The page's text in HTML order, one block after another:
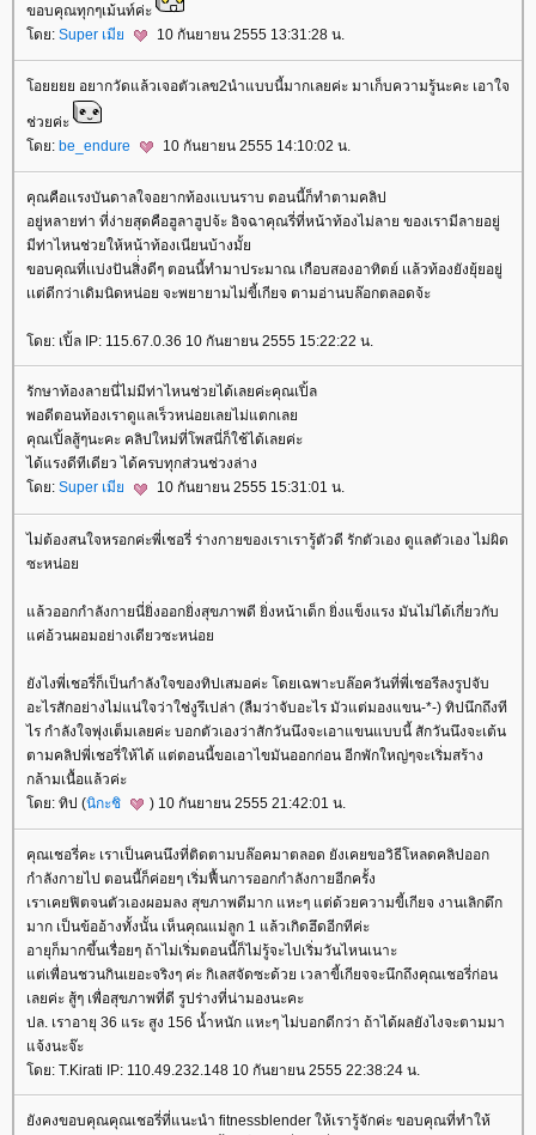
ขอบคุณทุกๆเม้นท์ค่ะ
ดย: Super เมี 10 กันยายน 2555 13:31:28 น.
อยยยย อยากวัดแล้วเจอตัวเลข2นำแบบนี้มากเลยค่ะ มาเก็บความรู้นะคะ เอาใจ
ช่วยค่ะ
ดย: be_endure 10 กันยายน 2555 14:10:02 น.
คุณคือเเรงบันดาลใจอยากท้องเเบนราบ ตอนนี้ก็ทำตามคลิป
อยู่หลายท่า ที่ง่ายสุดคือฮูลาฮูปจ้ะ อิจฉาคุณรี่ที่หน้าท้องไม่ลาย ของเรามีลายอยู่
มีท่าไหนช่วยให้หน้าท้องเนียนบ้างมั้
ขอบคุณที่เเบ่งปันสิ่่งดีๆ ตอนนี้ทำมาประมาณ เกือบสองอาทิตย์ เเล้วท้องยังยุ้ยอยู่
เเต่ดีกว่าเดิมนิดหน่อย จะพยายามไม่ขี้เกียจ ตามอ่านบล๊อกตลอดจ้ะ
ดย: เปิ้ล IP: 115.67.0.36 10 กันยายน 2555 15:22:22 น.
รักษาท้องลายนี่ไม่มีท่าไหนช่วยได้เลยค่ะคุณเปิ้ล
พอดีตอนท้องเราดูแลเร็วหน่อยเลยไม่แตกเล
คุณเปิ้ลสู้ๆนะคะ คลิปใหม่ที่โพสนี่ก็ใช้ได้เลยค่ะ
ได้แรงดีทีเดียว ได้ครบทุกส่วนช่วงล่าง
ดย: Super เมี 10 กันยายน 2555 15:31:01 น.
ไม่ต้องสนใจหรอกค่ะพี่เชอรี่ ร่างกายของเราเรารู้ตัวดี รักตัวเอง ดูแลตัวเอง ไม่ผิด
ซะหน่อ
ล้วออกกำลังกายนี่ยิ่งออกยิ่งสุขภาพดี ยิ่งหน้าเด็ก ยิ่งแข็งแรง มันไม่ได้เกี่ยวกับ
ค่อ้วนผอมอย่างเดียวซะหน่อ
ังไงพี่เชอรี่ก็เป็นกำลังใจของทิปเสมอค่ะ โดยเฉพาะบล๊อควันที่พี่เชอรีลงรูปจับ
อะไรสักอย่างไม่แน่ใจว่าใช่งูรึเปล่า (ลืมว่าจับอะไร มัวแต่มองแขน-*-) ทิปนึกถึงที
ไร กำลังใจพุ่งเต็มเลยค่ะ บอกตัวเองว่าสักวันนึงจะเอาแขนแบบนี้ สักวันนึงจะเต้น
ตามคลิปพี่เชอรี่ให้ได้ แต่ตอนนี้ขอเอาไขมันออกก่อน อีกพักใหญ่ๆจะเริ่มสร้าง
กล้ามเนื้อแล้วค่ะ
ดย: ทิป (นิกะชิ ) 10 กันยายน 2555 21:42:01 น.
คุณเชอรี่คะ เราเป็นคนนึงที่ติดตามบล๊อคมาตลอด ยังเคยขอวิธีโหลดคลิปออก
กำลังกายไป ตอนนี้ก็ค่อยๆ เริ่มฟื้นการออกกำลังกายอีกครั้ง
เราเคยฟิตจนตัวเองผอมลง สุขภาพดีมาก แหะๆ แต่ด้วยความขี้เกียจ งานเลิกดึก
มาก เป็นข้ออ้างทั้งนั้น เห็นคุณแม่ลูก 1 แล้วเกิดฮึดอีกทีค่ะ
อายุก็มากขึ้นเรื่อยๆ ถ้าไม่เริ่มตอนนี้ก็ไม่รู้จะไปเริ่มวันไหนเนาะ
ต่เพื่อนชวนกินเยอะจริงๆ ค่ะ กิเลสจัดซะด้วย เวลาขี้เกียจจะนึกถึงคุณเชอรี่ก่อน
เลยค่ะ สู้ๆ เพื่อสุขภาพที่ดี รูปร่างที่น่ามองนะคะ
ปล. เราอายุ 36 แระ สูง 156 น้ำหนัก แหะๆ ไม่บอกดีกว่า ถ้าได้ผลยังไงจะตามมา
จ้งนะจ๊ะ
ดย: T.Kirati IP: 110.49.232.148 10 กันยายน 2555 22:38:24 น.
ังคงขอบคุณคุณเชอรี่ที่แนะนำ fitnessblender ให้เรารู้จักค่ะ ขอบคุณที่ทำให้